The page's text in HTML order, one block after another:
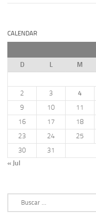
CALENDAR
D
L M
2
3 4
9
10 11
16
17 18
23
24 25
30
31
« Jul